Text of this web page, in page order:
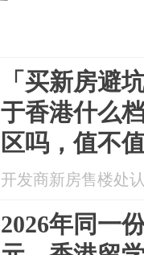
「买新房避
于香港什么
区吗，值不
开发商新房售楼处
2026年同一